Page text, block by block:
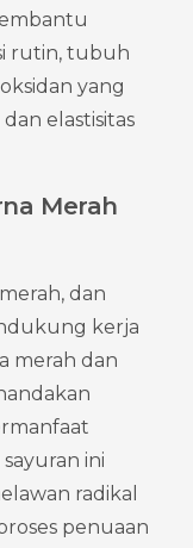
rutin, tubuh
yang
elastisitas
Merah
dan
kerja
merah dan
ini
radikal
penuaan